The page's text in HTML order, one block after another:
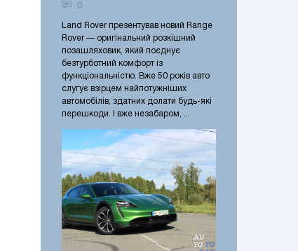
0
Land Rover презентував новий Range
Rover — оригінальний розкішний
позашляховик, який поєднує
безтурботний комфорт із
функціональністю. Вже 50 років авто
слугує взірцем найпотужніших
автомобілів, здатних долати будь-які
перешкоди. І вже незабаром, ...